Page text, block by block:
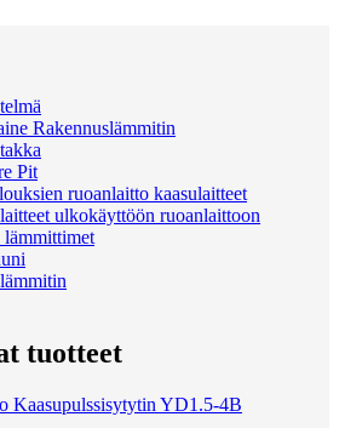
Rakennuslämmitin
Pit
ruoanlaitto kaasulaitteet
ulkokäyttöön ruoanlaittoon
lämmittimet
tuotteet